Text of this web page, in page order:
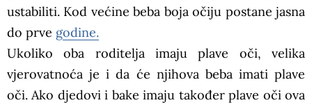
ustabiliti. Kod većine beba boja očiju postane jasna
do prve godine.
Ukoliko oba roditelja imaju plave oči, velika
vjerovatnoća je i da će njihova beba imati plave
oči. Ako djedovi i bake imaju također plave oči ova